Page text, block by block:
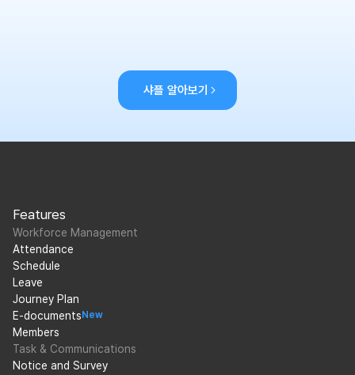
샤플 알아보기
Features
Workforce Management
Attendance
Schedule
Leave
Journey Plan
E-documents New
Members
Task & Communications
Notice and Survey